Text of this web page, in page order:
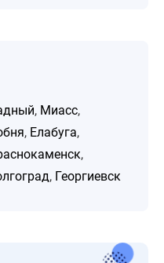
, Миасс,
, Елабуга,
,
, Георгиевск